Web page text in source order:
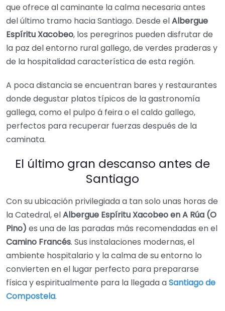
que ofrece al caminante la calma necesaria antes
del último tramo hacia Santiago. Desde elAlbergue
Espíritu Xacobeo, los peregrinos pueden disfrutar de
la paz del entorno rural gallego, de verdes praderas y
de la hospitalidad característica de esta región.
A poca distancia se encuentran bares y restaurantes
donde degustar platos típicos de la gastronomía
gallega, como el pulpo á feira o el caldo gallego,
perfectos para recuperar fuerzas después de la
caminata.
El último gran descanso antes de
Santiago
Con su ubicación privilegiada a tan solo unas horas de
la Catedral, elAlbergue Espíritu Xacobeo en A Rúa (O
Pino) es una de las paradas más recomendadas en el
Camino Francés. Sus instalaciones modernas, el
ambiente hospitalario y la calma de su entorno lo
convierten en el lugar perfecto para prepararse
física y espiritualmente para la llegada aSantiago de
Compostela.